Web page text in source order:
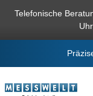
springen
Telefonische